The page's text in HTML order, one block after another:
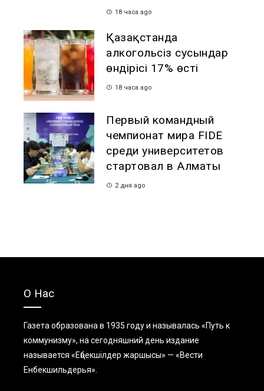
18 часа ago
Қазақстанда
алкогольсіз сусындар
өндірісі 17% өсті
18 часа ago
Первый командный
чемпионат мира FIDE
среди университетов
стартовал в Алматы
2 дня ago
О Нас
Газета образована в 1935 году и называлась «Путь к
коммунизму», на сегодняшний день издание
называется «Еңбекшiлдер жаршысы» — «Вести
Енбекшильдерья».